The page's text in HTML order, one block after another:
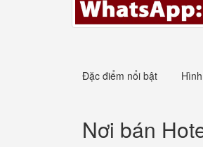
Đặc điểm nổi bật
Nơi bán